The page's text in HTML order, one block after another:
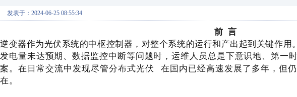
发表于：2024-06-25 08:55:34
前 言
逆变器作为光伏系统的中枢控制器，对整个系统的运行和产出起到关键作用
发电量未达预期、数据监控中断等问题时，运维人员总是下意识地、第一
案。在日常交流中发现尽管分布式光伏
在国内已经高速发展了多年，但
在。